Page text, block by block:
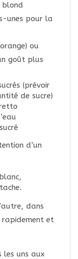
blond
unes pour la
ou
goût plus
(prévoir
de sucre)
d’un
dans
et
les uns aux